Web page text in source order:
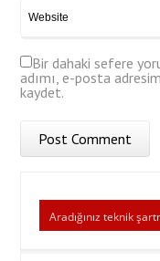
Bir dahaki sefere
adımı, e-posta
kaydet.